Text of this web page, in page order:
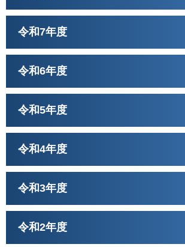
令和7年度
令和6年度
令和5年度
令和4年度
令和3年度
令和2年度